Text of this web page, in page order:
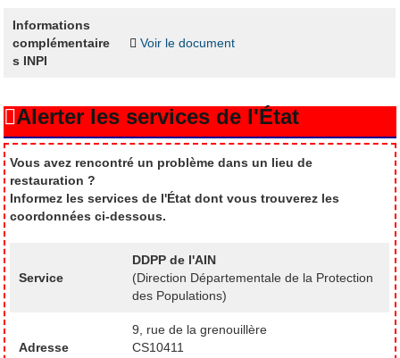
Informations
complémentaire
s INPI
Voir le document
Alerter les services de l'État
Vous avez rencontré un problème dans un lieu de
restauration ?
Informez les services de l'État dont vous trouverez les
coordonnées ci-dessous.
Service
DDPP de l'AIN
(Direction Départementale de la Protection
des Populations)
Adresse
9, rue de la grenouillère
CS10411